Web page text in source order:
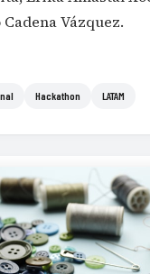
Vázquez.
Hackathon LATAM